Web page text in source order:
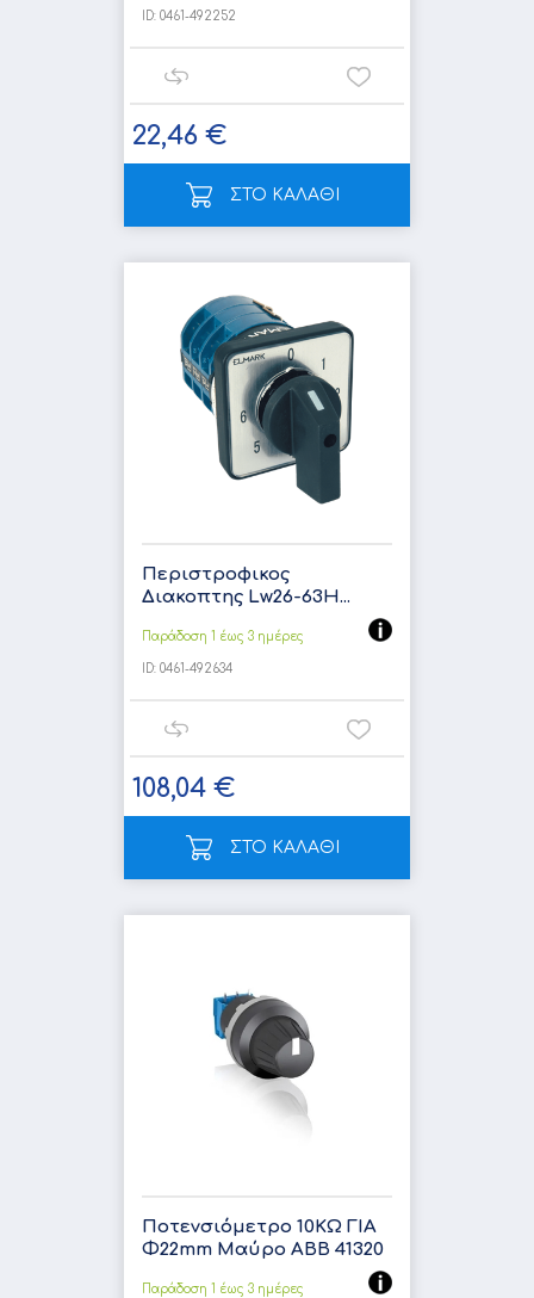
ID: 0461-492252
22,46 €
ΣΤΟ ΚΑΛΑΘΙ
Περιστροφικος
Διακοπτης Lw26-63H...
Παράδοση 1 έως 3 ημέρες
ID: 0461-492634
108,04 €
ΣΤΟ ΚΑΛΑΘΙ
Ποτενσιόμετρο 10ΚΩ ΓΙΑ
Φ22mm Μαύρο ABB 41320
Παράδοση 1 έως 3 ημέρες